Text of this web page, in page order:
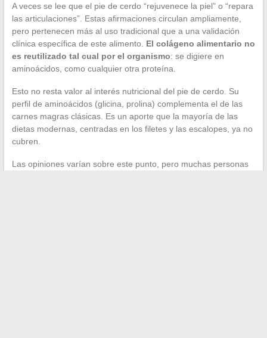
A veces se lee que el pie de cerdo “rejuvenece la piel” o “repara
las articulaciones”. Estas afirmaciones circulan ampliamente,
pero pertenecen más al uso tradicional que a una validación
clínica específica de este alimento. El colágeno alimentario no
es reutilizado tal cual por el organismo: se digiere en
aminoácidos, como cualquier otra proteína.
Esto no resta valor al interés nutricional del pie de cerdo. Su
perfil de aminoácidos (glicina, prolina) complementa el de las
carnes magras clásicas. Es un aporte que la mayoría de las
dietas modernas, centradas en los filetes y las escalopes, ya no
cubren.
Las opiniones varían sobre este punto, pero muchas personas